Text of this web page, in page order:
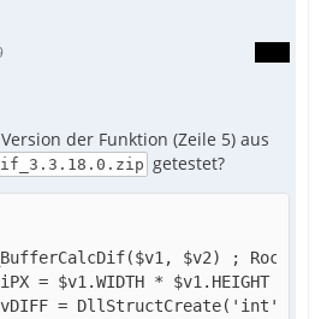
der Funktion (Zeile 5) aus
getestet?